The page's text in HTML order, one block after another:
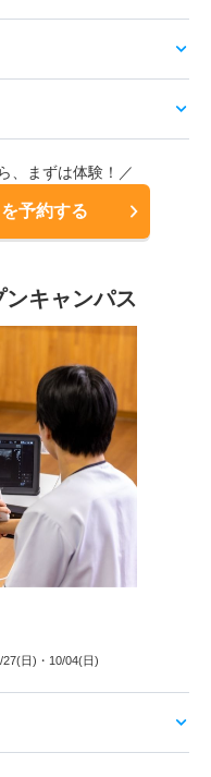
、まずは体験！／
予約する
ンキャンパス
27(日) ・10/04(日)